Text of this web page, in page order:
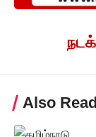
Also Read